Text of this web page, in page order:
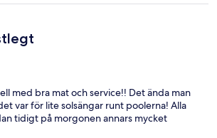
med bra mat och service!! Det ända man
var för lite solsängar runt poolerna! Alla
tidigt på morgonen annars mycket